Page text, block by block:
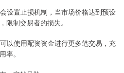
设置止损机制，当市场价格达到预设
限制交易者的损失。
以使用配资资金进行更多笔交易，充
率。